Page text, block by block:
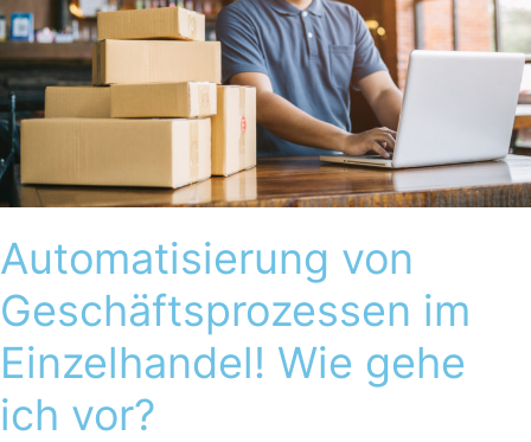
Automatisierung von
Geschäftsprozessen im
Einzelhandel! Wie gehe
ich vor?
Wie
gehe
ich
vor?